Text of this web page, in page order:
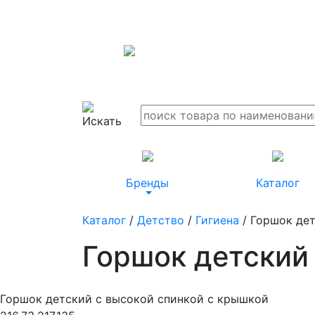
Бренды Каталог
Каталог / Детство / Гигиена / Горшок
Горшок
Горшок детский с высокой спинкой с крышкой